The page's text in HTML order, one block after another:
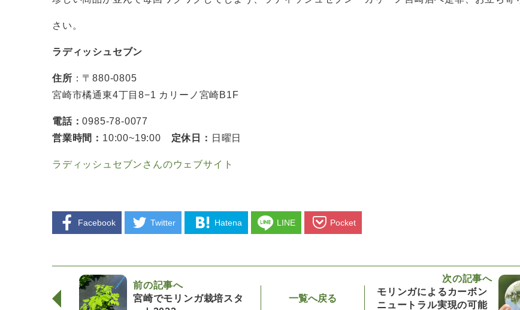
さい。
ラディッシュセブン
住所 ：〒880-0805
宮崎市橘通東4丁目8−1 カリーノ宮崎B1F
電話：0985-78-0077
営業時間： 10:00~19:00 定休日： 日曜日
ラディッシュセブンさんのウェブサイト
Facebook Twitter Hatena LINE Pocket
前の記事へ
宮崎でモリンガ栽培スタ
一覧へ戻る
次の記事へ
モリンガによるカーボン
ニュートラル実現の可能